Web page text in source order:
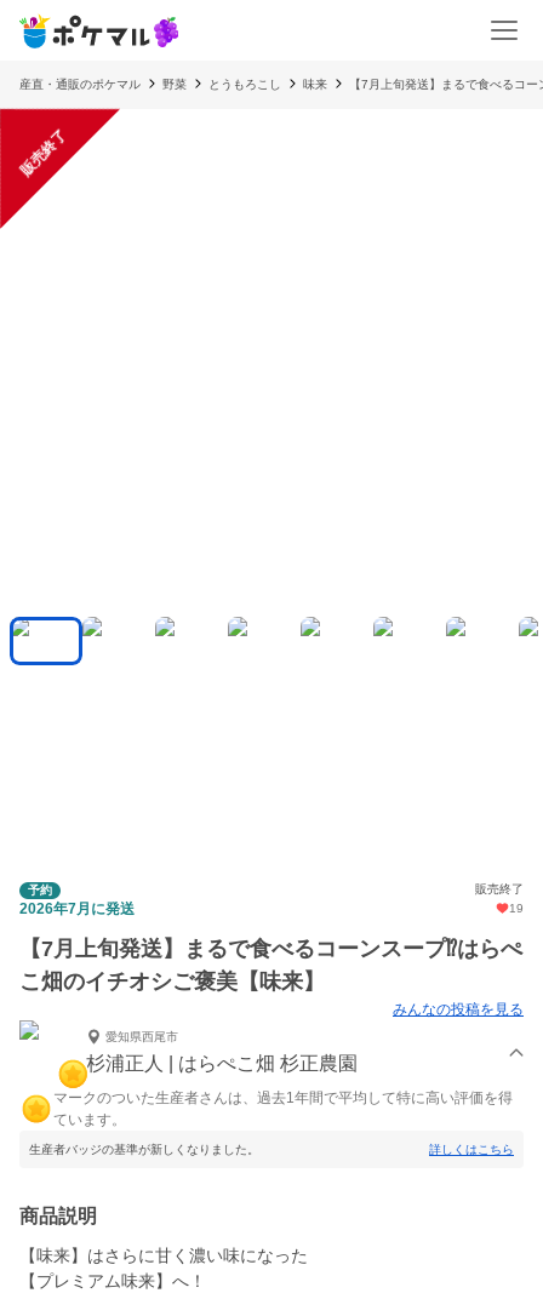
産直・通販のポケマル 野菜 とうもろこし 味来 【7月上旬発送】まるで食べるコ
販売終了
予約 販売終了
2026年7月に発送 19
【7月上旬発送】まるで食べるコーンスープ⁉︎はらぺ
こ畑のイチオシご褒美【味来】
みんなの投稿を見る
愛知県西尾市
杉浦正人 | はらぺこ畑 杉正農園
マークのついた生産者さんは、過去1年間で平均して特に高い評価を得
ています。
生産者バッジの基準が新しくなりました。 詳しくはこちら
商品説明
【味来】はさらに甘く濃い味になった
【プレミアム味来】へ！